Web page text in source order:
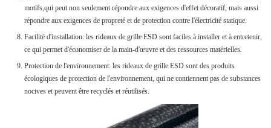
motifs,qui peut non seulement répondre aux exigences d'effet décoratif, mais aussi
répondre aux exigences de propreté et de protection contre l'électricité statique.
Facilité d'installation: les rideaux de grille ESD sont faciles à installer et à entretenir,
ce qui permet d'économiser de la main-d'œuvre et des ressources matérielles.
Protection de l'environnement: les rideaux de grille ESD sont des produits
écologiques de protection de l'environnement, qui ne contiennent pas de substances
nocives et peuvent être recyclés et réutilisés.